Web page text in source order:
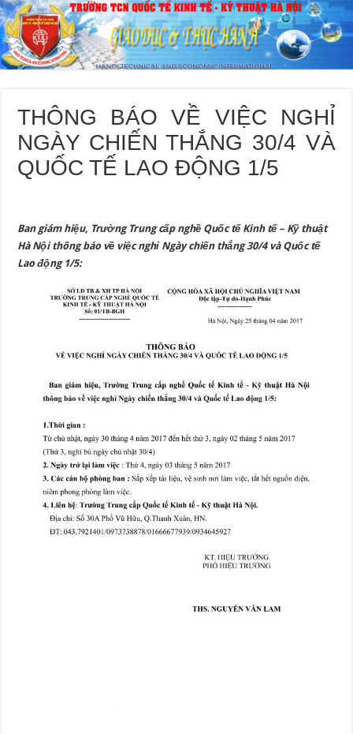
THÔNG BÁO VỀ VIỆC NGHỈ
NGÀY CHIẾN THẮNG 30/4 VÀ
QUỐC TẾ LAO ĐỘNG 1/5
Ban giám hiệu, Trường Trung cấp nghề Quốc tế Kinh tế – Kỹ thuật
Hà Nội thông báo về việc nghỉ Ngày chiến thắng 30/4 và Quốc tế
Lao động 1/5: